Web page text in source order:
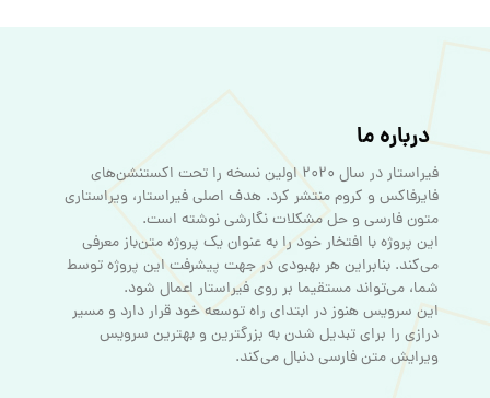
درباره ما
فیراستار در سال ۲۰۲۰ اولین نسخه را تحت اکستنشن‌های
فایرفاکس و کروم منتشر کرد. هدف اصلی فیراستار، ویراستاری
این پروژه با افتخار خود را به عنوان یک پروژه متن‌باز معرفی
می‌کند. بنابراین هر بهبودی در جهت پیشرفت این پروژه توسط
این سرویس هنوز در ابتدای راه توسعه خود قرار دارد و مسیر
درازی را برای تبدیل شدن به بزرگترین و بهترین سرویس
ویرایش متن فارسی دنبال می‌کند.